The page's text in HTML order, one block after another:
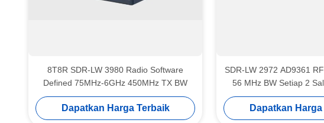
8T8R SDR-LW 3980 Radio Software
Defined 75MHz-6GHz 450MHz TX BW
Dapatkan Harga Terbaik
SDR-LW 2972 AD9361
56 MHz BW Setiap 2
USRP Integrated
Device
Dapatkan